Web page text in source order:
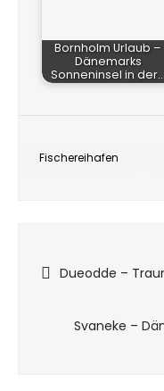
Bornholm Urlaub –
Dänemarks
Sonneninsel in der…
Fischereihafen
Dueodde –
Svaneke –